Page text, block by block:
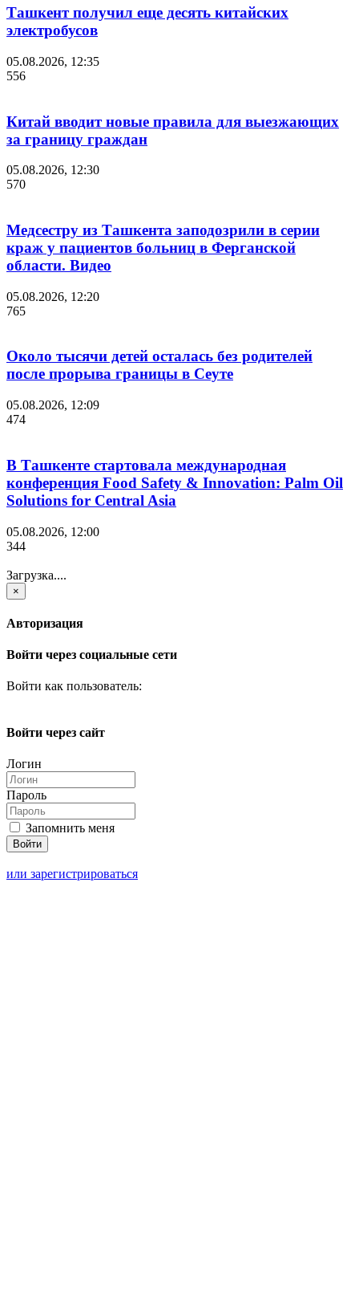
Ташкент получил еще десять китайских
электробусов
05.08.2026, 12:35
556
Китай вводит новые правила для выезжающих
за границу граждан
05.08.2026, 12:30
570
Медсестру из Ташкента заподозрили в серии
краж у пациентов больниц в Ферганской
области. Видео
05.08.2026, 12:20
765
Около тысячи детей осталась без родителей
после прорыва границы в Сеуте
05.08.2026, 12:09
474
В Ташкенте стартовала международная
конференция Food Safety & Innovation: Palm Oil
Solutions for Central Asia
05.08.2026, 12:00
344
Загрузка....
×
Авторизация
Войти через социальные сети
Войти как пользователь:
Войти через сайт
Логин
Пароль
Запомнить меня
или зарегистрироваться